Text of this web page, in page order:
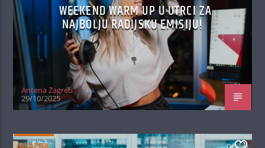
WEEKEND WARM UP U UTRCI ZA
NAJBOLJU RADIJSKU EMISIJU!
Antena Zagreb
29/10/2025
GLAZBA